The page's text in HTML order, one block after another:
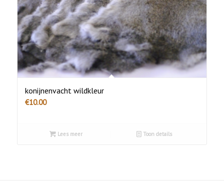
konijnenvacht wildkleur
€10.00
Lees meer Toon details